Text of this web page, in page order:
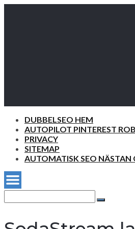
DUBBELSEO HEM
AUTOPILOT PINTEREST
PRIVACY
SITEMAP
AUTOMATISK SEO NÄSTAN
for:
Search